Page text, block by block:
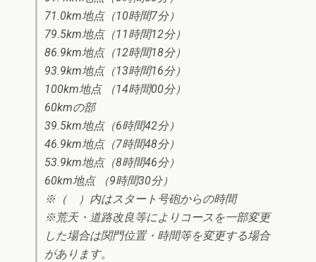
71.0km地点（10時間7分）
79.5km地点（11時間12分）
86.9km地点（12時間18分）
93.9km地点（13時間16分）
100km地点 （14時間00分）
60kmの部
39.5km地点（6時間42分）
46.9km地点（7時間48分）
53.9km地点（8時間46分）
60km地点 （9時間30分）
※（ ）内はスタート号砲からの時間
※荒天・道路改良等によりコースを一部変更
した場合は関門位置・時間等を変更する場合
があります。